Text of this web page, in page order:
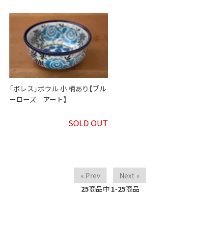
「ボレス」ボウル 小 柄あり【ブル
ーローズ アート】
SOLD OUT
« Prev
Next »
25商品中 1-25商品